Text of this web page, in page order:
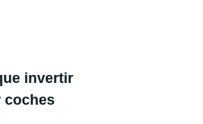
invertir
coches